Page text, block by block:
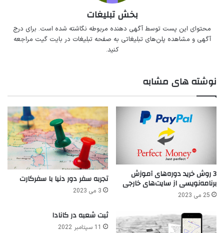
بخش تبلیغات
محتوای این پست توسط آگهی دهنده مربوطه نگاشته شده است. برای درج
آگهی و مشاهده پلن‌های تبلیغاتی به صفحهتبلیغات در بایت گیت مراجعه
کنید.
نوشته های مشابه
3 روش خرید دوره‌های آموزش
برنامه‌نویسی از سایت‌های خارجی
25 می 2023
تجربه سفر دور دنیا با سفرکارت
3 می 2023
ثبت شعبه در کانادا
11 سپتامبر 2022